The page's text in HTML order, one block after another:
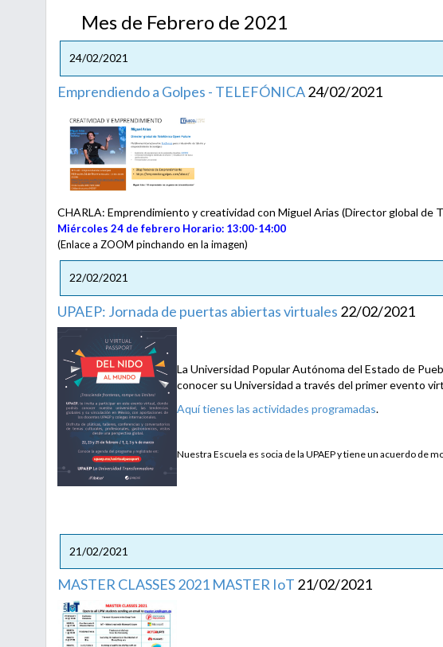
Mes de Febrero de 2021
24/02/2021
Emprendiendo a Golpes - TELEFÓNICA24/02/2021
CHARLA: Emprendimiento y creatividad con Miguel Arias (Director global de
Miércoles 24 de febrero Horario: 13:00-14:00
(Enlace a ZOOM pinchando en la imagen)
22/02/2021
UPAEP: Jornada de puertas abiertas virtuales 22/02/2021
La Universidad Popular Autónoma del Estado de
conocer su Universidad a través del primer evento
Aquí tienes las actividades programadas.
Nuestra Escuela es socia de la UPAEP y tiene un acuerdo de
21/02/2021
MASTER CLASSES 2021 MASTER IoT 21/02/2021